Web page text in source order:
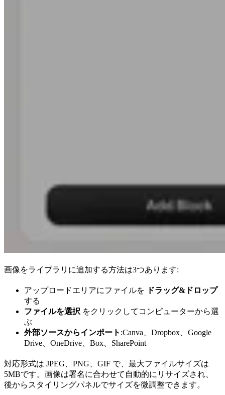
画像をライブラリに追加する方法は3つあります:
アップロードエリアにファイルを
ドラッグ&ドロップ
する
ファイルを選択 をクリックしてコンピューターから選
ぶ
外部ソースからインポート :Canva、Dropbox、Google
Drive、OneDrive、Box、SharePoint
対応形式は JPEG、PNG、GIF で、最大ファイルサイズは
5MBです。画像は署名に合わせて自動的にリサイズされ、
後からスタイリングパネルでサイズを微調整できます。